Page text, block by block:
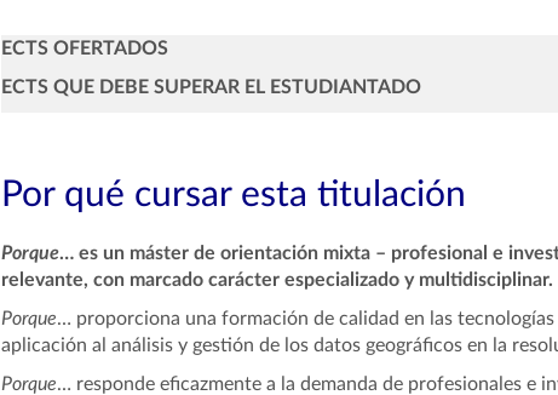
ECTS OFERTADOS
ECTS QUE DEBE SUPERAR EL ESTUDIANTADO
Por qué cursar esta titulación
Porque… es un máster de orientación mixta – profesional e
relevante, con marcado carácter especializado y multidisciplinar.
Porque… proporciona una formación de calidad en las
aplicación al análisis y gestión de los datos geográficos en la
Porque… responde eficazmente a la demanda de profesionales e